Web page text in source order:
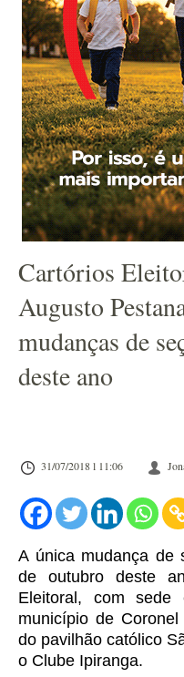
Cartórios
Augusto
mudanças de
deste ano
31/07/2018 l 11:06
A única mudança de
de outubro deste
Eleitoral, com
município de
do pavilhão católico
o Clube Ipiranga.